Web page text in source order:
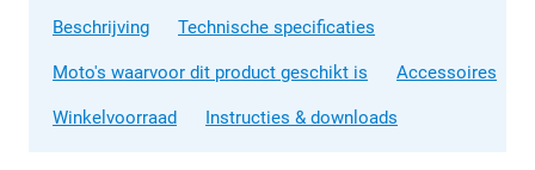
Beschrijving Technische specificaties
Moto's waarvoor dit product geschikt is Accessoires
Winkelvoorraad Instructies & downloads